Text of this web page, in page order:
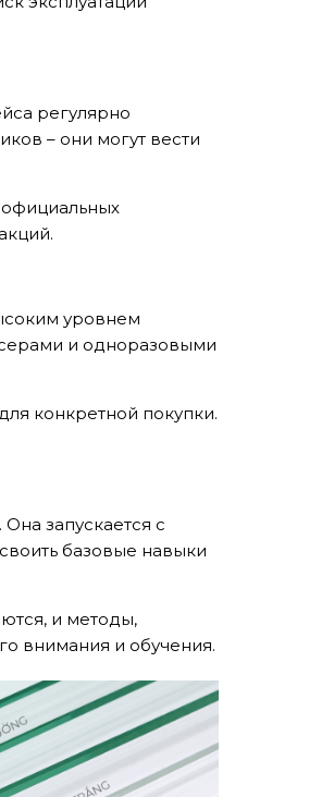
регулярно
– они могут вести
уровнем
и одноразовыми
конкретной покупки.
запускается с
базовые навыки
и методы,
внимания и обучения.